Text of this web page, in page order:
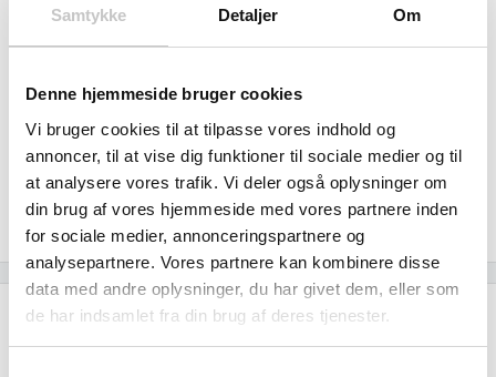
Samtykke Detaljer Om
Denne hjemmeside bruger cookies
Vi bruger cookies til at tilpasse vores indhold og
annoncer, til at vise dig funktioner til sociale medier og til
at analysere vores trafik. Vi deler også oplysninger om
din brug af vores hjemmeside med vores partnere inden
for sociale medier, annonceringspartnere og
analysepartnere. Vores partnere kan kombinere disse
data med andre oplysninger, du har givet dem, eller som
de har indsamlet fra din brug af deres tjenester.
rengøringsmidler og fødevarer som eddike eller sirup. Den
palledimensionerne på 1200 x 800 mm gør tanken
kompatibel med standard trucks og transportudstyr, mens
den integrerede plastpalle eliminerer behovet for separat
palle. Med inkluderet tilbehør som hane, gitter og skruelåg
er løsningen klar til brug med det samme.
Specifikationer